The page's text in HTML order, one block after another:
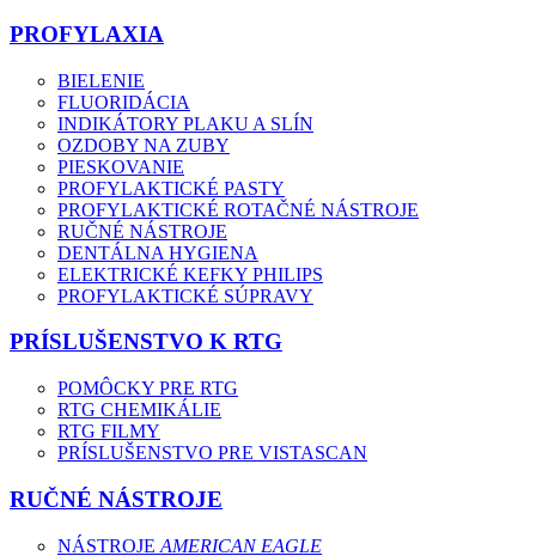
PROFYLAXIA
BIELENIE
FLUORIDÁCIA
INDIKÁTORY PLAKU A SLÍN
OZDOBY NA ZUBY
PIESKOVANIE
PROFYLAKTICKÉ PASTY
PROFYLAKTICKÉ ROTAČNÉ NÁSTROJE
RUČNÉ NÁSTROJE
DENTÁLNA HYGIENA
ELEKTRICKÉ KEFKY PHILIPS
PROFYLAKTICKÉ SÚPRAVY
PRÍSLUŠENSTVO K RTG
POMÔCKY PRE RTG
RTG CHEMIKÁLIE
RTG FILMY
PRÍSLUŠENSTVO PRE VISTASCAN
RUČNÉ NÁSTROJE
NÁSTROJE AMERICAN EAGLE